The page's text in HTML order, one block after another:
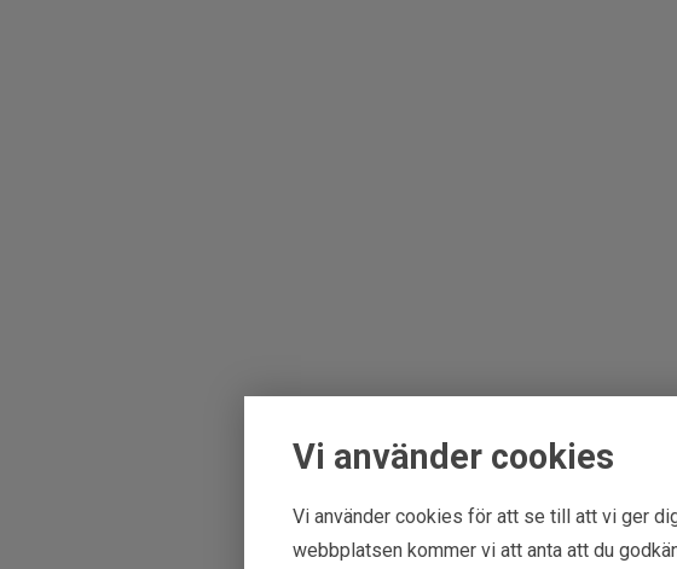
Vi använder cookies
Vi använder cookies för att se till att vi ger
webbplatsen kommer vi att anta att du